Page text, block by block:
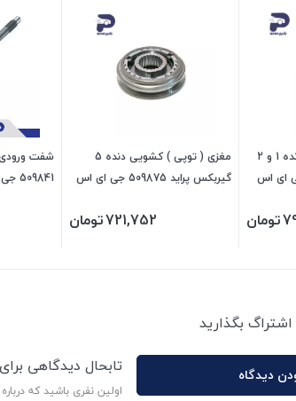
مغزی ( توپی ) کشویی دنده 1 و 2
509871 جی ای اس
تومان
مغزی ( توپی ) کشویی دنده 5
گیربکس پراید 509875 جی ای اس
721,752تومان
شفت ورودی
509841 جی ای اس پی
اشتراگ بگذارید
دیدگاه تابحال دیدگاهی
اولین نفری باشید که